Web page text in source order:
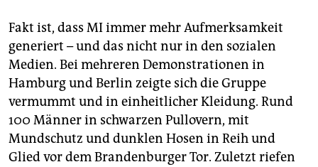
Fakt ist, dass MI immer mehr Aufmerksamkeit
generiert – und das nicht nur in den sozialen
Medien. Bei mehreren Demonstrationen in
Hamburg und Berlin zeigte sich die Gruppe
vermummt und in einheitlicher Kleidung. Rund
100 Männer in schwarzen Pullovern, mit
Mundschutz und dunklen Hosen in Reih und
Glied vor dem Brandenburger Tor. Zuletzt riefen